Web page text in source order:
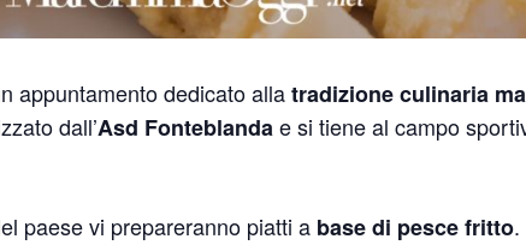
appuntamento dedicato allatradizione culinaria
dall’Asd Fonteblandae si tiene al campo
paese vi prepareranno piatti a base di pesce fritto